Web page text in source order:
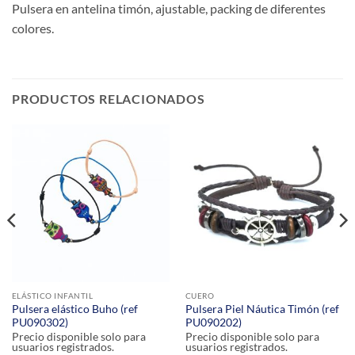
Pulsera en antelina timón, ajustable, packing de diferentes
colores.
PRODUCTOS RELACIONADOS
ELÁSTICO INFANTIL
Pulsera elástico Buho (ref
PU090302)
Precio disponible solo para
usuarios registrados.
CUERO
Pulsera Piel Náutica Timón (ref
PU090202)
Precio disponible solo para
usuarios registrados.